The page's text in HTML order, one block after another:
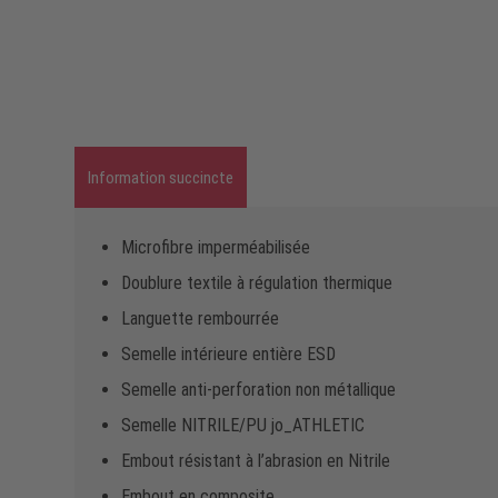
Information succincte
Microfibre imperméabilisée
Doublure textile à régulation thermique
Languette rembourrée
Semelle intérieure entière ESD
Semelle anti-perforation non métallique
Semelle NITRILE/PU jo_ATHLETIC
Embout résistant à l’abrasion en Nitrile